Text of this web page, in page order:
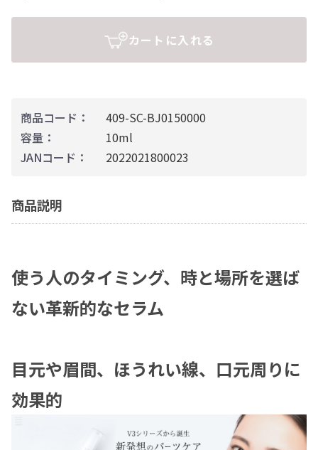
商品コード：
409-SC-BJ0150000
容量：
10ml
JANコード：
2022021800023
商品説明
使う人のタイミング、時と場所を選ば
ない革新的なセラム
目元や眉間、ほうれい線、口元周りに
効果的
カートに入れる